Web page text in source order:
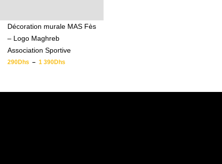
Décoration murale MAS Fès
– Logo Maghreb
Association Sportive
290Dhs – 1 390Dhs